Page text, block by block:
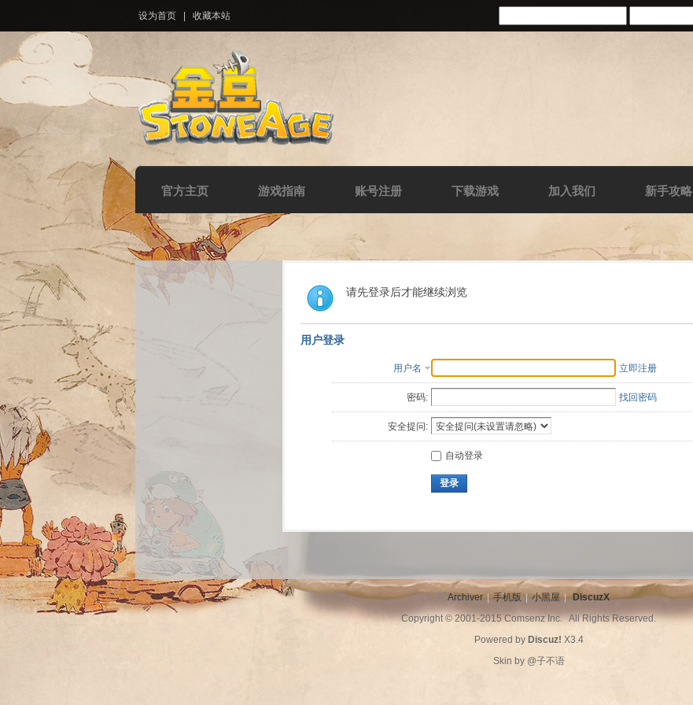
设为首页 收藏本站
官方主页 游戏指南 账号注册 下载游戏 加入我们 新手攻略
请先登录后才能继续浏览
用户登录
用户名 立即注册
密码: 找回密码
安全提问:
自动登录
登录
Archiver | 手机版 | 小黑屋 | DiscuzX
Copyright © 2001-2015Comsenz Inc.All Rights Reserved.
Powered by Discuz! X3.4
Skin by @子不语